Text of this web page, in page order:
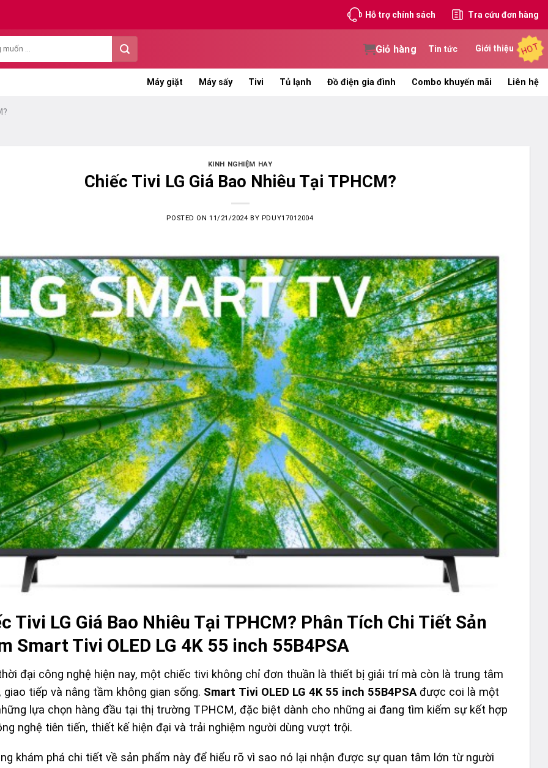
Hỗ trợ chính sách Tra cứu đơn hàng
Giỏ hàng Tin tức Giới thiệu HOT
Máy giặt Máy sấy Tivi Tủ lạnh Đồ điện gia đình Combo khuyến mãi Liên hệ
KINH NGHIỆM HAY
Chiếc Tivi LG Giá Bao Nhiêu Tại TPHCM?
POSTED ON 11/21/2024 BY PDUY17012004
Tivi LG Giá Bao Nhiêu Tại TPHCM? Phân Tích Chi Tiết Sản
Smart Tivi OLED LG 4K 55 inch 55B4PSA
đại công nghệ hiện nay, một chiếc tivi không chỉ đơn thuần là thiết bị giải trí mà còn là trung tâm
giao tiếp và nâng tầm không gian sống. Smart Tivi OLED LG 4K 55 inch 55B4PSA được coi là một
lựa chọn hàng đầu tại thị trường TPHCM, đặc biệt dành cho những ai đang tìm kiếm sự kết hợp
nghệ tiên tiến, thiết kế hiện đại và trải nghiệm người dùng vượt trội.
khám phá chi tiết về sản phẩm này để hiểu rõ vì sao nó lại nhận được sự quan tâm lớn từ người